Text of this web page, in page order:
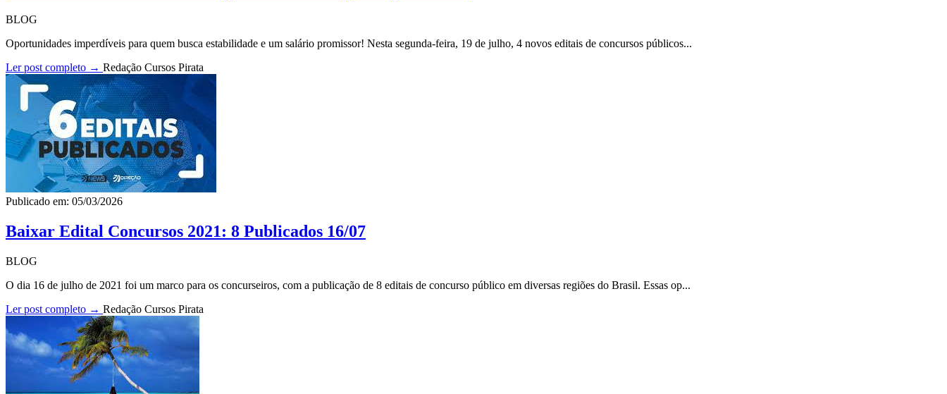
BLOG
Oportunidades imperdíveis para quem busca estabilidade e um salário promissor! Nesta segunda-feira, 19 de julho, 4 novos editais de concursos públicos...
Ler post completo → Redação Cursos Pirata
Publicado em: 05/03/2026
Baixar Edital Concursos 2021: 8 Publicados 16/07
BLOG
O dia 16 de julho de 2021 foi um marco para os concurseiros, com a publicação de 8 editais de concurso público em diversas regiões do Brasil. Essas op...
Ler post completo → Redação Cursos Pirata